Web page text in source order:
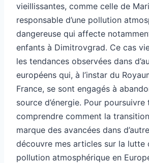
vieillissantes, comme celle de
responsable d’une pollution
dangereuse qui affecte
enfants à Dimitrovgrad. Ce cas
les tendances observées dans
européens qui, à l’instar du
France, se sont engagés à
source d’énergie. Pour
comprendre comment la
marque des avancées dans
découvre mes articles sur la lutte
pollution atmosphérique en